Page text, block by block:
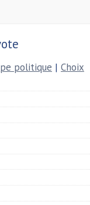
politique | Choix